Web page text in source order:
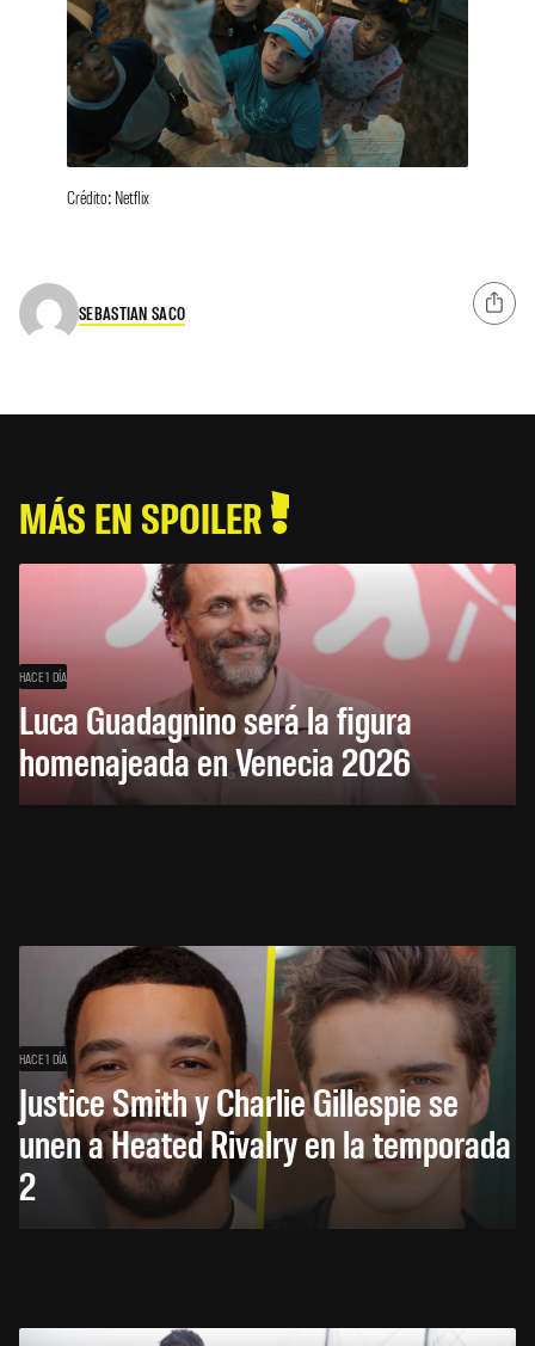
Crédito: Netflix
SEBASTIAN SACO
MÁS EN SPOILER
HACE 1 DÍA
Luca Guadagnino será la figura
homenajeada en Venecia 2026
HACE 1 DÍA
Justice Smith y Charlie Gillespie se
unen a Heated Rivalry en la temporada
2